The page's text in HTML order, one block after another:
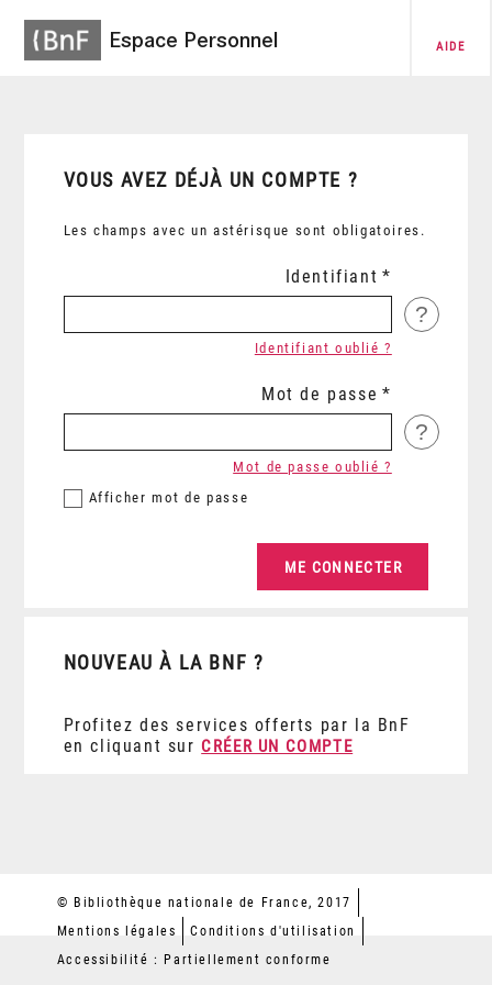
Espace Personnel AIDE
VOUS AVEZ DÉJÀ UN COMPTE ?
Les champs avec un astérisque sont obligatoires.
Identifiant
?
Identifiant oublié ?
Mot de passe
?
Afficher mot de passe
Mot de passe oublié ?
NOUVEAU À LA BNF ?
Profitez des services offerts par la BnF
en cliquant sur CRÉER UN COMPTE
© Bibliothèque nationale de France, 2017
Mentions légales
Conditions d'utilisation
Accessibilité : Partiellement conforme